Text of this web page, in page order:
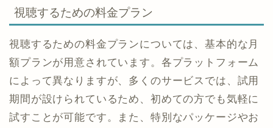
視聴するための料金プラン
視聴するための料金プランについては、基本的な月
額プランが用意されています。各プラットフォーム
によって異なりますが、多くのサービスでは、試用
期間が設けられているため、初めての方でも気軽に
試すことが可能です。また、特別なパッケージやお